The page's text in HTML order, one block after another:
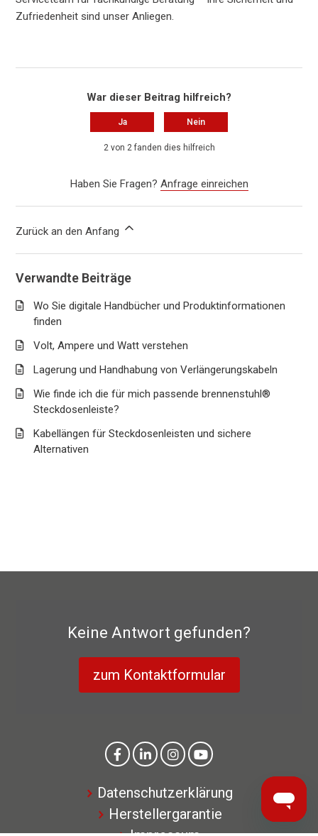
Zufriedenheit sind unser Anliegen.
War dieser Beitrag hilfreich?
Ja Nein
2 von 2 fanden dies hilfreich
Haben Sie Fragen? Anfrage einreichen
Zurück an den Anfang
Verwandte Beiträge
Wo Sie digitale Handbücher und Produktinformationen
finden
Volt, Ampere und Watt verstehen
Lagerung und Handhabung von Verlängerungskabeln
Wie finde ich die für mich passende brennenstuhl®
Steckdosenleiste?
Kabellängen für Steckdosenleisten und sichere
Alternativen
Keine Antwort gefunden?
zum Kontaktformular
Datenschutzerklärung
Herstellergarantie